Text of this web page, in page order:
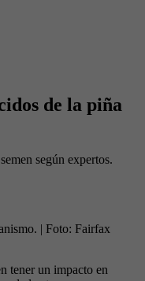
de la piña
según expertos.
| Foto: Fairfax
tener un impacto en